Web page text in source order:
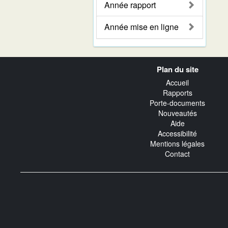
Année rapport
Année mise en ligne
Plan du site
Accueil
Rapports
Porte-documents
Nouveautés
Aide
Accessibilité
Mentions légales
Contact